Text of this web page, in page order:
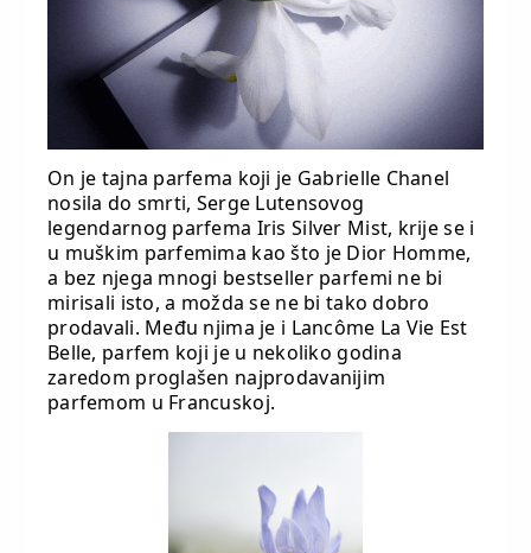
On je tajna parfema koji je Gabrielle Chanel
nosila do smrti, Serge Lutensovog
legendarnog parfema Iris Silver Mist, krije se i
u muškim parfemima kao što je Dior Homme,
a bez njega mnogi bestseller parfemi ne bi
mirisali isto, a možda se ne bi tako dobro
prodavali. Među njima je i Lancôme La Vie Est
Belle, parfem koji je u nekoliko godina
zaredom proglašen najprodavanijim
parfemom u Francuskoj.